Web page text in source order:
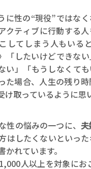
に性の“現役”ではな
クティブに行動する
してしまう人もいる
「したいけどできな
い」「もうしなくて
た場合、人生の残り
け取っているように思
性の悩みの一つに、
はしたくないといっ
れています。
人以上を対象にお